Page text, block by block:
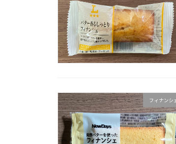
フィナンシ